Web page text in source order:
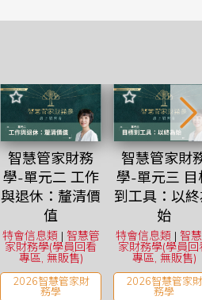
智慧管家財務
學-單元二 工作
與退休：釐清價
值
特會信息類 | 智慧管
家財務學(學員回看
專區, 無販售)
2026智慧管家財
務學
智慧管家財
學-單元三 目
到工具：以
始
特會信息類 | 智
家財務學(學員回
專區, 無販售)
2026智慧管家財
務學